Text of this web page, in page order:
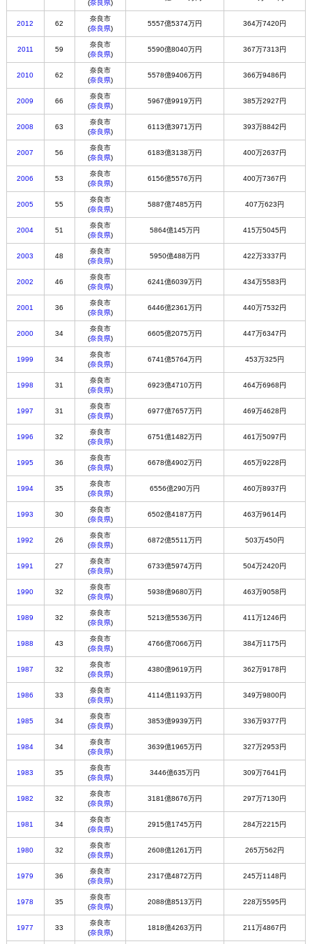
(奈良県)
2012 62
奈良市
(奈良県)
5557億5374万円 364万7420円
2011 59
奈良市
(奈良県)
5590億8040万円 367万7313円
2010 62
奈良市
(奈良県)
5578億9406万円 366万9486円
2009 66
奈良市
(奈良県)
5967億9919万円 385万2927円
2008 63
奈良市
(奈良県)
6113億3971万円 393万8842円
2007 56
奈良市
(奈良県)
6183億3138万円 400万2637円
2006 53
奈良市
(奈良県)
6156億5576万円 400万7367円
2005 55
奈良市
(奈良県)
5887億7485万円 407万623円
2004 51
奈良市
(奈良県)
5864億145万円 415万5045円
2003 48
奈良市
(奈良県)
5950億488万円 422万3337円
2002 46
奈良市
(奈良県)
6241億6039万円 434万5583円
2001 36
奈良市
(奈良県)
6446億2361万円 440万7532円
2000 34
奈良市
(奈良県)
6605億2075万円 447万6347円
1999 34
奈良市
(奈良県)
6741億5764万円 453万325円
1998 31
奈良市
(奈良県)
6923億4710万円 464万6968円
1997 31
奈良市
(奈良県)
6977億7657万円 469万4628円
1996 32
奈良市
(奈良県)
6751億1482万円 461万5097円
1995 36
奈良市
(奈良県)
6678億4902万円 465万9228円
1994 35
奈良市
(奈良県)
6556億290万円 460万8937円
1993 30
奈良市
(奈良県)
6502億4187万円 463万9614円
1992 26
奈良市
(奈良県)
6872億5511万円 503万450円
1991 27
奈良市
(奈良県)
6733億5974万円 504万2420円
1990 32
奈良市
(奈良県)
5938億9680万円 463万9058円
1989 32
奈良市
(奈良県)
5213億5536万円 411万1246円
1988 43
奈良市
(奈良県)
4766億7066万円 384万1175円
1987 32
奈良市
(奈良県)
4380億9619万円 362万9178円
1986 33
奈良市
(奈良県)
4114億1193万円 349万9800円
1985 34
奈良市
(奈良県)
3853億9939万円 336万9377円
1984 34
奈良市
(奈良県)
3639億1965万円 327万2953円
1983 35
奈良市
(奈良県)
3446億635万円 309万7641円
1982 32
奈良市
(奈良県)
3181億8676万円 297万7130円
1981 34
奈良市
(奈良県)
2915億1745万円 284万2215円
1980 32
奈良市
(奈良県)
2608億1261万円 265万562円
1979 36
奈良市
(奈良県)
2317億4872万円 245万1148円
1978 35
奈良市
(奈良県)
2088億8513万円 228万5595円
1977 33
奈良市
(奈良県)
1818億4263万円 211万4867円